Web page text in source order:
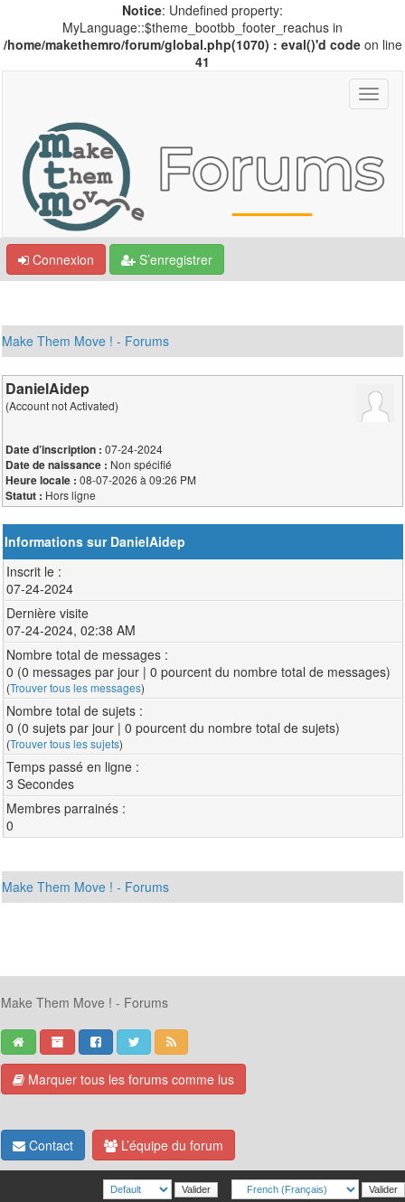
Notice: Undefined property:
MyLanguage::$theme_bootbb_footer_reachus in
/home/makethemro/forum/global.php(1070) : eval()'d codeon line
41
Connexion S’enregistrer
Make Them Move ! - Forums
DanielAidep
(Account not Activated)
Date d’inscription : 07-24-2024
Date de naissance : Non spécifié
Heure locale : 08-07-2026 à 09:26 PM
Statut : Hors ligne
Informations sur DanielAidep
Inscrit le :
07-24-2024
Dernière visite
07-24-2024, 02:38 AM
Nombre total de messages :
0 (0 messages par jour | 0 pourcent du nombre total de messages)
(Trouver tous les messages)
Nombre total de sujets :
0 (0 sujets par jour | 0 pourcent du nombre total de sujets)
(Trouver tous les sujets)
Temps passé en ligne :
3 Secondes
Membres parrainés :
0
Make Them Move ! - Forums
Make Them Move ! - Forums
Marquer tous les forums comme lus
Contact L’équipe du forum